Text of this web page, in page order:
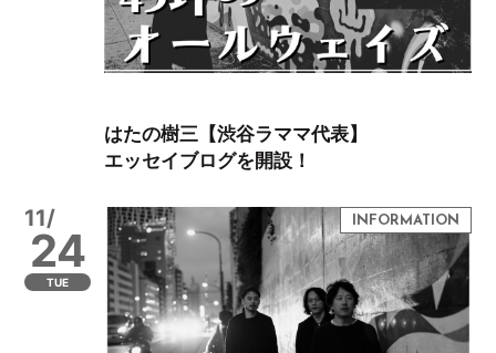
はたの樹三【渋谷ラママ代表】
エッセイブログを開設！
11/
24
TUE